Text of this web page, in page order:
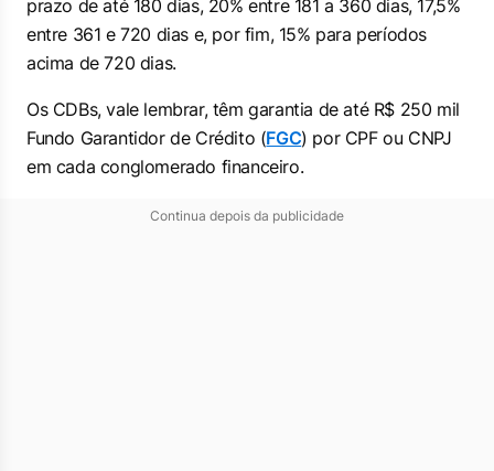
prazo de até 180 dias, 20% entre 181 a 360 dias, 17,5%
entre 361 e 720 dias e, por fim, 15% para períodos
acima de 720 dias.
Os CDBs, vale lembrar, têm garantia de até R$ 250 mil
Fundo Garantidor de Crédito (FGC) por CPF ou CNPJ
em cada conglomerado financeiro.
Continua depois da publicidade